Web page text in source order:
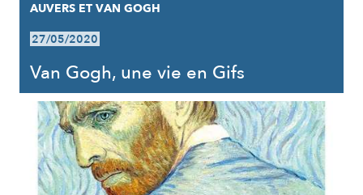
AUVERS ET VAN GOGH
27/05/2020
Van Gogh, une vie en Gifs